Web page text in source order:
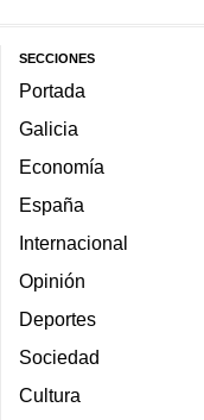
SECCIONES
Portada
Galicia
Economía
España
Internacional
Opinión
Deportes
Sociedad
Cultura